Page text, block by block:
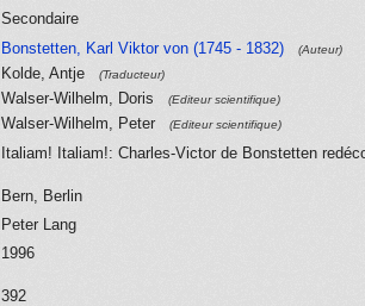
Secondaire
Bonstetten, Karl Viktor von (1745 - 1832) (Auteur)
Kolde, Antje (Traducteur)
Walser-Wilhelm, Doris (Editeur scientifique)
Walser-Wilhelm, Peter (Editeur scientifique)
Italiam! Italiam!: Charles-Victor de Bonstetten
Bern, Berlin
Peter Lang
1996
392